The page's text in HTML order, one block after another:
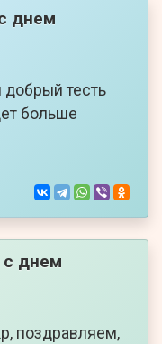
днем
тесть
больше
с днем
поздравляем,